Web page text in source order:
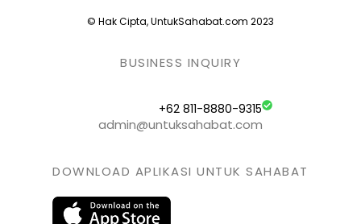
© Hak Cipta, UntukSahabat.com 2023
BUSINESS INQUIRY
+62 811-8880-9315
admin@untuksahabat.com
DOWNLOAD APLIKASI UNTUK SAHABAT